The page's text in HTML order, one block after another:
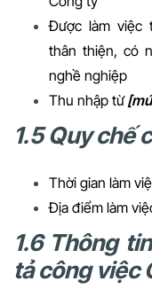
Được làm việc
thân thiện, có
nghề nghiệp
Thu nhập từ
1.5 Quy chế
Thời gian làm
Địa điểm làm
1.6 Thông
tả công việc